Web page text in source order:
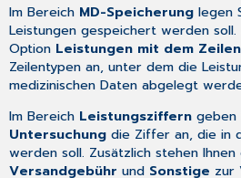
Im Bereich MD-Speicherung legen
Leistungen gespeichert werden
Option Leistungen mit dem
Zeilentypen an, unter dem die
medizinischen Daten abgelegt
Im Bereich Leistungsziffern geben
Untersuchung die Ziffer an, die in
werden soll. Zusätzlich stehen
Versandgebühr und Sonstige zur